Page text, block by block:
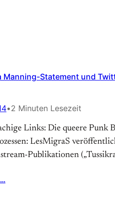
Manning-Statement und
•2 Minuten Lesezeit
Links: Die queere Punk
LesMigraS
Publikationen